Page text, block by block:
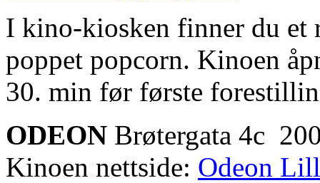
I kino-kiosken finner du et
poppet popcorn. Kinoen
30. min før første
ODEON Brøtergata 4c
Kinoen nettside: Odeon